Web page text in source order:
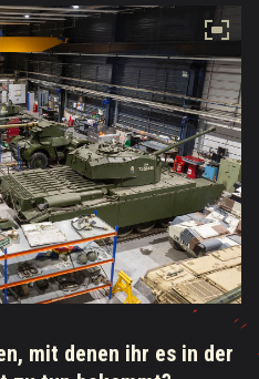
mit denen ihr es in der